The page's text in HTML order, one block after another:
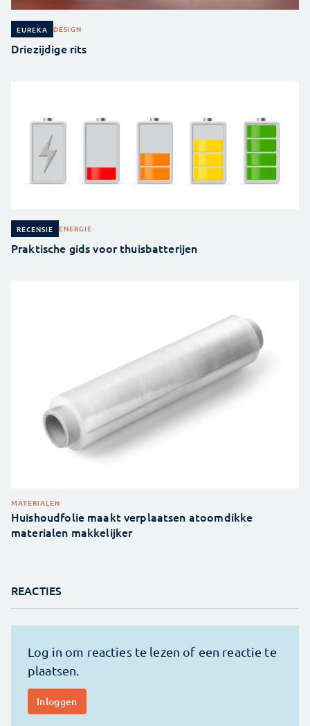
EUREKA DESIGN
Driezijdige rits
RECENSIE ENERGIE
Praktische gids voor thuisbatterijen
MATERIALEN
Huishoudfolie maakt verplaatsen atoomdikke
materialen makkelijker
REACTIES